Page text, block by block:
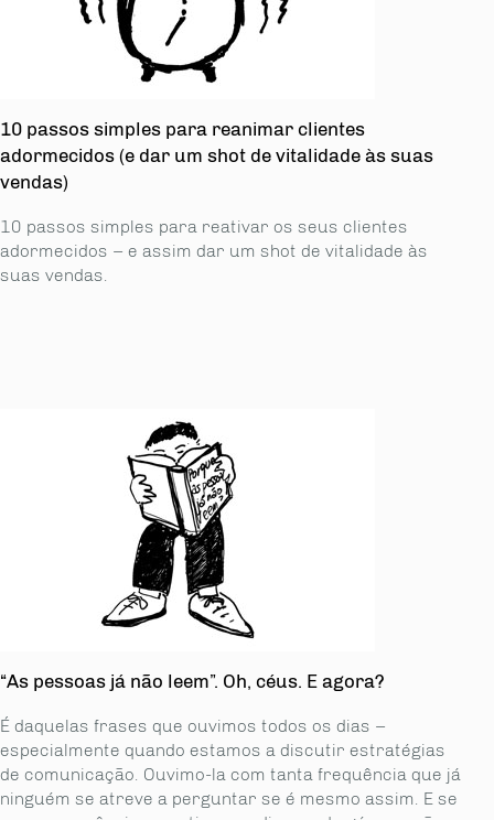
10 passos simples para reanimar clientes
adormecidos (e dar um shot de vitalidade às suas
vendas)
10 passos simples para reativar os seus clientes
adormecidos – e assim dar um shot de vitalidade às
suas vendas.
“As pessoas já não leem”. Oh, céus. E agora?
É daquelas frases que ouvimos todos os dias –
especialmente quando estamos a discutir estratégias
de comunicação. Ouvimo-la com tanta frequência que já
ninguém se atreve a perguntar se é mesmo assim. E se